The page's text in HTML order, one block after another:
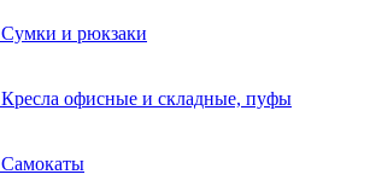
Сумки и рюкзаки
Кресла офисные и складные, пуфы
Самокаты